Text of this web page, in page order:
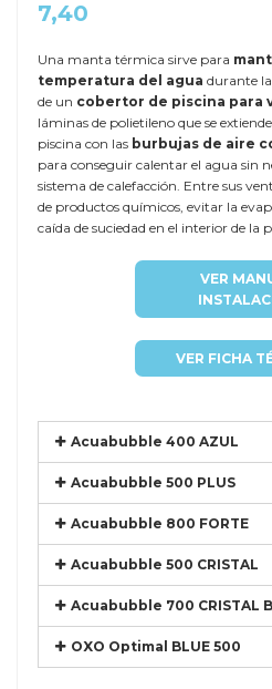
7,40
Una manta térmica sirve para
temperatura del agua durante
de un cobertor de piscina para
láminas de polietileno que se
piscina con las burbujas de aire
para conseguir calentar el agua sin
sistema de calefacción. Entre sus
de productos químicos, evitar la
caída de suciedad en el interior de la
VER
VER FICHA
Acuabubble 400 AZUL
Acuabubble 500 PLUS
Acuabubble 800 FORTE
Acuabubble 500 CRISTAL
Acuabubble 700 CRISTAL
OXO Optimal BLUE 500